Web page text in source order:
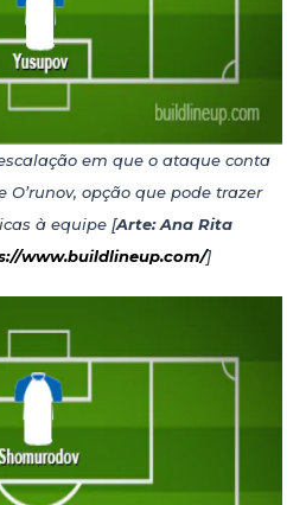
em que o ataque conta
O’runov, opção que pode trazer
à equipe [Arte: Ana Rita
www.buildlineup.com/]